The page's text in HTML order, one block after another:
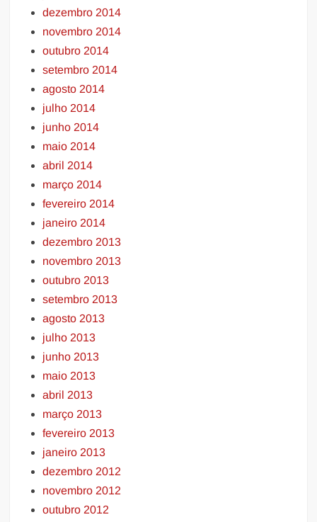
dezembro 2014
novembro 2014
outubro 2014
setembro 2014
agosto 2014
julho 2014
junho 2014
maio 2014
abril 2014
março 2014
fevereiro 2014
janeiro 2014
dezembro 2013
novembro 2013
outubro 2013
setembro 2013
agosto 2013
julho 2013
junho 2013
maio 2013
abril 2013
março 2013
fevereiro 2013
janeiro 2013
dezembro 2012
novembro 2012
outubro 2012